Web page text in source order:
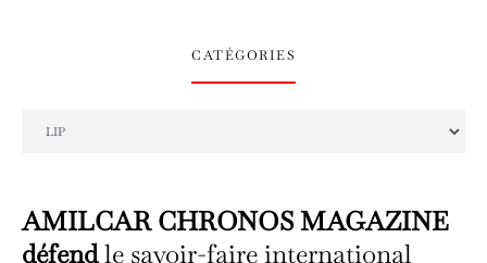
CATÉGORIES
AMILCAR CHRONOS MAGAZINE
défendle savoir-faire international